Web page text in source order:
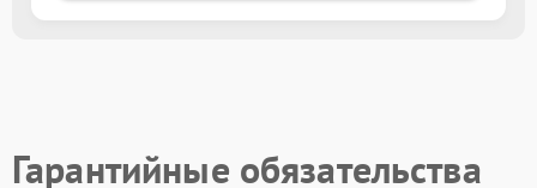
Гарантийные обязательства